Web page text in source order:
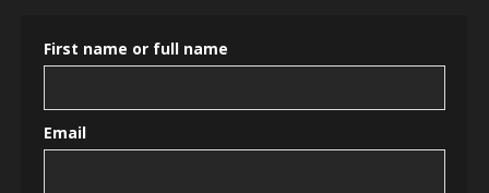
First name or full name
Email